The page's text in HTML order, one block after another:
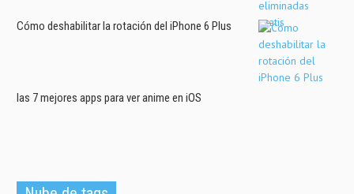
Cómo deshabilitar la rotación del iPhone 6 Plus
las 7 mejores apps para ver anime en iOS